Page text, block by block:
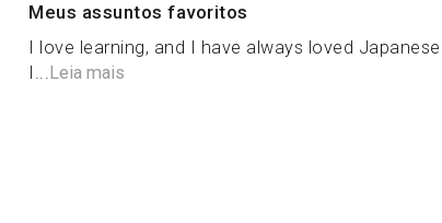
Meus assuntos favoritos
I love learning, and I have always loved
I...Leia mais